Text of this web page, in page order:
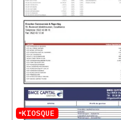
KIOSQUE